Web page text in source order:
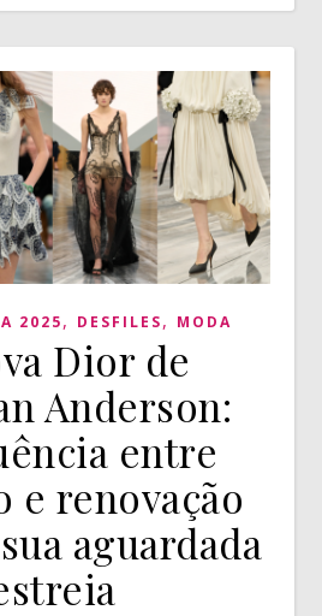
2025, DESFILES, MODA
Dior de
Anderson:
entre
e renovação
aguardada